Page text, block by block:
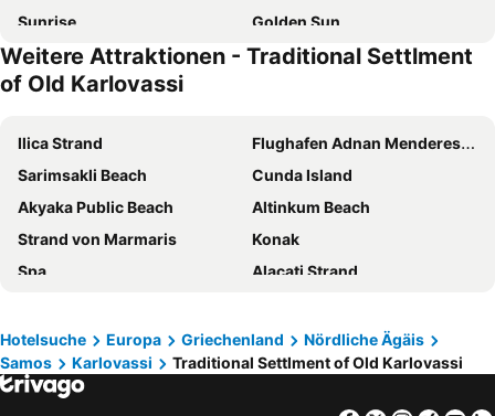
Sunrise
Golden Sun
Helen Pension
Samian Mare Hotel Suites & Spa
Erato by Samian Mare
Semeli Boutique Hotel
Gregory Studios
Aegeon Hotel
Blue Horizon
Stella Bay
Hotel Kerkis Bay
Hotel Apartment Agios Konstantinos
Kalidon Beach Hotel
Poseidon Studios
Lemos Hotel
Alekos Rooms And Apartments
Nefeli Hotel
Veroniki Studios
Hotel Sofia
Hesperia Hotel
Weitere Attraktionen - Traditional Settlment
of Old Karlovassi
Ilica Strand
Flughafen Adnan Menderes Izmir
Sarimsakli Beach
Cunda Island
Akyaka Public Beach
Altinkum Beach
Strand von Marmaris
Konak
Spa
Alacati Strand
Alsancak
Balcova
Akbük
Guvenrcinlik
Ladies Beach
Hotelsuche Europa Griechenland
Nördliche Ägäis
Samos
Karlovassi Traditional Settlment of Old Karlovassi